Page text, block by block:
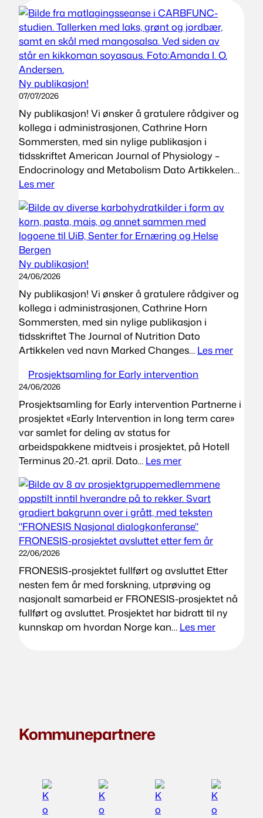
Ny publikasjon!
07/07/2026
Ny publikasjon! Vi ønsker å gratulere rådgiver og
kollega i administrasjonen, Cathrine Horn
Sommersten, med sin nylige publikasjon i
tidsskriftet American Journal of Physiology –
Endocrinology and Metabolism Dato Artikkelen…
Les mer:
publikasjon!
Ny publikasjon!
24/06/2026
Ny publikasjon! Vi ønsker å gratulere rådgiver og
kollega i administrasjonen, Cathrine Horn
Sommersten, med sin nylige publikasjon i
tidsskriftet The Journal of Nutrition Dato
Artikkelen ved navn Marked Changes… Les mer:
Prosjektsamling for Early intervention
24/06/2026
Prosjektsamling for Early intervention Partnerne i
prosjektet «Early Intervention in long term care»
var samlet for deling av status for
arbeidspakkene midtveis i prosjektet, på Hotell
Terminus 20.-21. april. Dato… Les mer:
for
Early
intervention
FRONESIS-prosjektet avsluttet etter fem år
22/06/2026
FRONESIS-prosjektet fullført og avsluttet Etter
nesten fem år med forskning, utprøving og
nasjonalt samarbeid er FRONESIS-prosjektet nå
fullført og avsluttet. Prosjektet har bidratt til ny
kunnskap om hvordan Norge kan… Les mer:
Kommunepartnere